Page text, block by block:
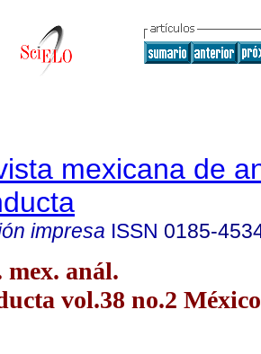
mexicana de
impresa ISSN 0185-
mex. anál.
vol.38 no.2